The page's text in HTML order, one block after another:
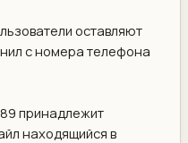
оставляют
с номера телефона
принадлежит
находящийся в